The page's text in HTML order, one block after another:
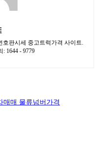
판시세 중고트럭가격 사이트.
1644 - 9779
매매 물류넘버가격